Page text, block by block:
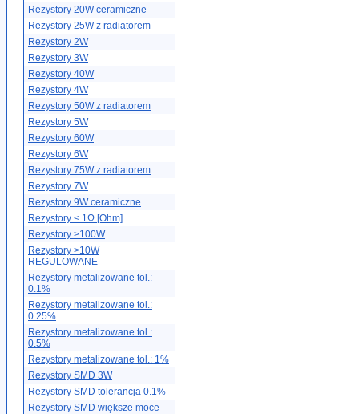
Rezystory 20W ceramiczne
Rezystory 25W z radiatorem
Rezystory 2W
Rezystory 3W
Rezystory 40W
Rezystory 4W
Rezystory 50W z radiatorem
Rezystory 5W
Rezystory 60W
Rezystory 6W
Rezystory 75W z radiatorem
Rezystory 7W
Rezystory 9W ceramiczne
Rezystory < 1Ω [Ohm]
Rezystory >100W
Rezystory >10W
REGULOWANE
Rezystory metalizowane tol.:
0.1%
Rezystory metalizowane tol.:
0.25%
Rezystory metalizowane tol.:
0.5%
Rezystory metalizowane tol.: 1%
Rezystory SMD 3W
Rezystory SMD tolerancja 0.1%
Rezystory SMD większe moce